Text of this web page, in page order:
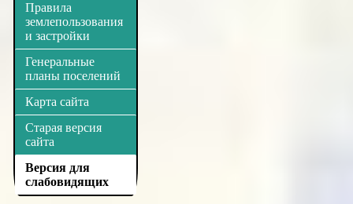
Правила
землепользования
и застройки
Генеральные
планы поселений
Карта сайта
Старая версия
сайта
Версия для
слабовидящих